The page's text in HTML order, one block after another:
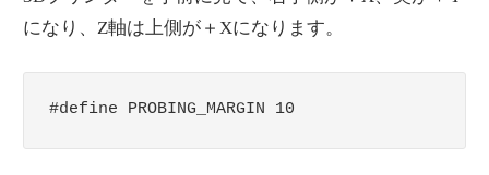
になり、Z軸は上側が＋Xになります。
#define PROBING_MARGIN 10